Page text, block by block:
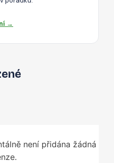
→
není přidána žádná